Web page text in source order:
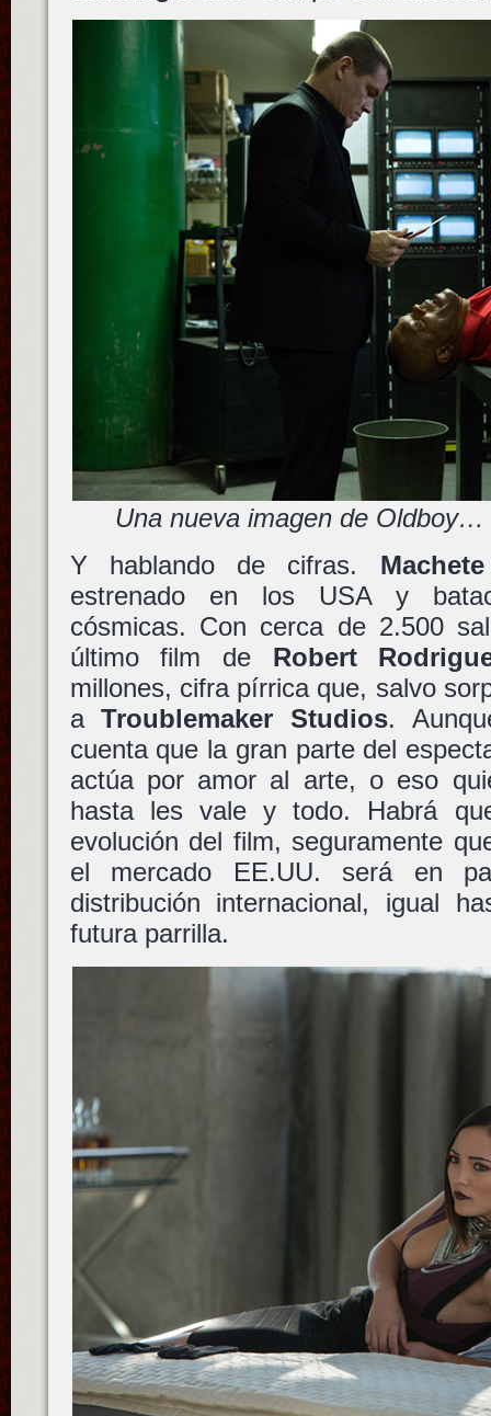
Una nueva imagen de
Y hablando de cifras.
estrenado en los USA y
cósmicas. Con cerca de 2.500
último film de Robert
millones, cifra pírrica que, salvo
aTroublemaker Studios.
cuenta que la gran parte del
actúa por amor al arte, o eso
hasta les vale y todo. Habrá
evolución del film, seguramente
el mercado EE.UU. será en
distribución internacional, igual
futura parrilla.